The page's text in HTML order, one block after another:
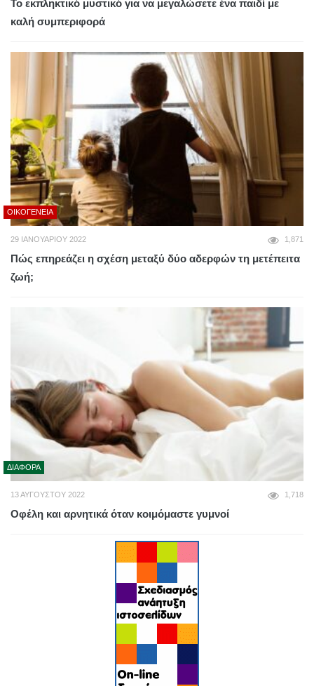
Το εκπληκτικό μυστικό για να μεγαλώσετε ένα παιδί με
καλή συμπεριφορά
ΟΙΚΟΓΈΝΕΙΑ
29 ΙΑΝΟΥΑΡΊΟΥ 2022 1,871
Πώς επηρεάζει η σχέση μεταξύ δύο αδερφών τη μετέπειτα
ζωή;
ΔΙΆΦΟΡΑ
13 ΑΥΓΟΎΣΤΟΥ 2022 1,718
Οφέλη και αρνητικά όταν κοιμόμαστε γυμνοί